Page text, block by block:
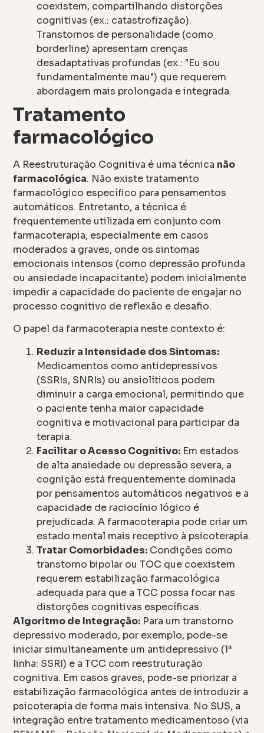
coexistem, compartilhando distorções
cognitivas (ex.: catastrofização).
Transtornos de personalidade (como
borderline) apresentam crenças
desadaptativas profundas (ex.: "Eu sou
fundamentalmente mau") que requerem
abordagem mais prolongada e integrada.
Tratamento
farmacológico
A Reestruturação Cognitiva é uma técnica não
farmacológica. Não existe tratamento
farmacológico específico para pensamentos
automáticos. Entretanto, a técnica é
frequentemente utilizada em conjunto com
farmacoterapia, especialmente em casos
moderados a graves, onde os sintomas
emocionais intensos (como depressão profunda
ou ansiedade incapacitante) podem inicialmente
impedir a capacidade do paciente de engajar no
processo cognitivo de reflexão e desafio.
O papel da farmacoterapia neste contexto é:
Reduzir a Intensidade dos Sintomas:
Medicamentos como antidepressivos
(SSRIs, SNRIs) ou ansiolíticos podem
diminuir a carga emocional, permitindo que
o paciente tenha maior capacidade
cognitiva e motivacional para participar da
terapia.
Facilitar o Acesso Cognitivo: Em estados
de alta ansiedade ou depressão severa, a
cognição está frequentemente dominada
por pensamentos automáticos negativos e a
capacidade de raciocínio lógico é
prejudicada. A farmacoterapia pode criar um
estado mental mais receptivo à psicoterapia.
Tratar Comorbidades: Condições como
transtorno bipolar ou TOC que coexistem
requerem estabilização farmacológica
adequada para que a TCC possa focar nas
distorções cognitivas específicas.
Algoritmo de Integração: Para um transtorno
depressivo moderado, por exemplo, pode-se
iniciar simultaneamente um antidepressivo (1ª
linha: SSRI) e a TCC com reestruturação
cognitiva. Em casos graves, pode-se priorizar a
estabilização farmacológica antes de introduzir a
psicoterapia de forma mais intensiva. No SUS, a
integração entre tratamento medicamentoso (via